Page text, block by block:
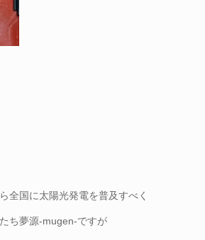
全国に太陽光発電を普及すべく
ち夢源-mugen-ですが